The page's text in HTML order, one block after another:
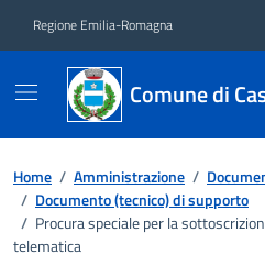
Regione Emilia-Romagna
Comune di
Home / Amministrazione /
/ Documento (tecnico) di supporto
/ Procura speciale per la
telematica